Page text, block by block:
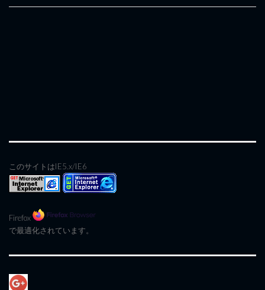
このサイトはIE5.x/IE6
Firefox
で最適化されています。